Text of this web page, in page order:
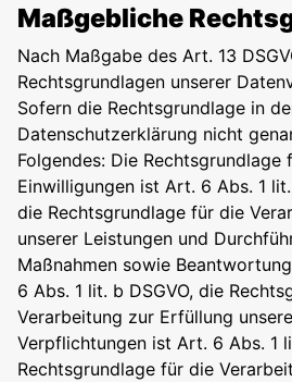
Maßgebliche
Nach Maßgabe des Art. 13
Rechtsgrundlagen unserer
Sofern die Rechtsgrundlage in
Datenschutzerklärung nicht
Folgendes: Die
Einwilligungen ist Art. 6 Abs. 1
die Rechtsgrundlage für die
unserer Leistungen und
Maßnahmen sowie
6 Abs. 1 lit. b DSGVO, die
Verarbeitung zur Erfüllung
Verpflichtungen ist Art. 6 Abs. 1
Rechtsgrundlage für die